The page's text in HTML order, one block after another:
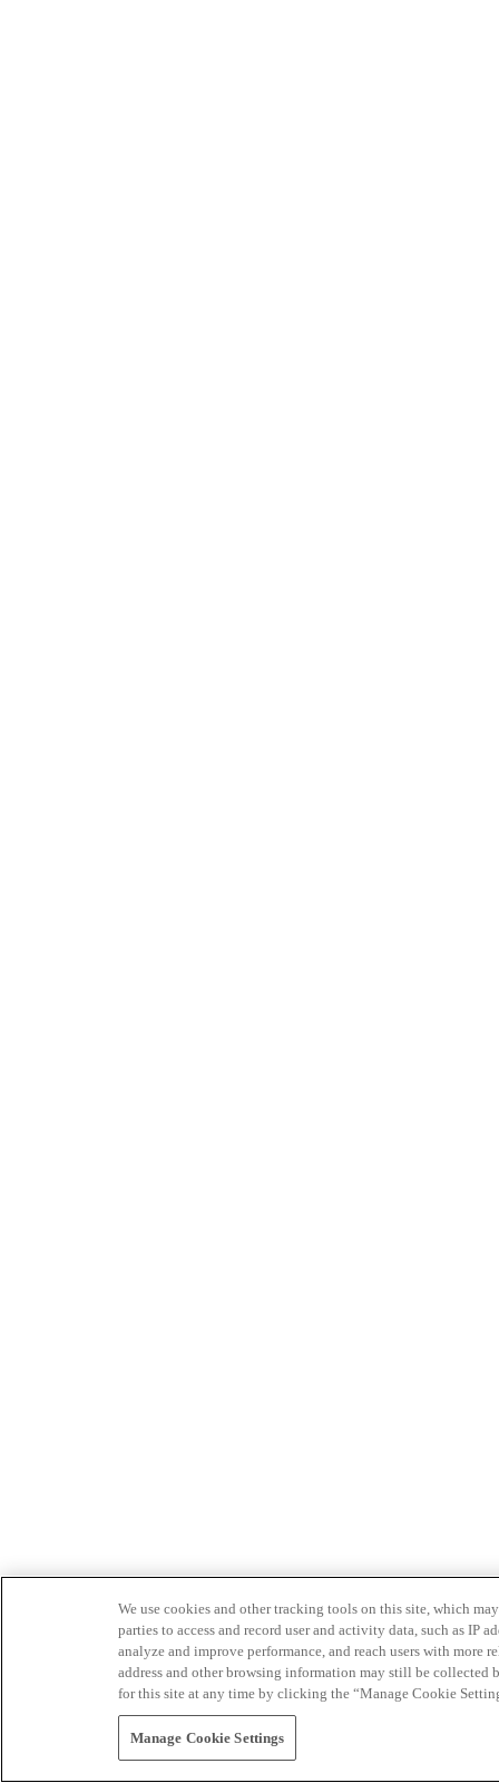
We use cookies and other tracking tools on this site, which
parties to access and record user and activity data, such as IP
analyze and improve performance, and reach users with
address and other browsing information may still be collected
for this site at any time by clicking the “Manage Cookie
Manage Cookie Settings